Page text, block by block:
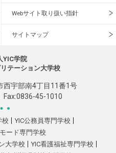
Webサイト取り扱い指針
サイトマップ
YIC学院
テーション大学校
西宇部南4丁目11番1号
Fax:0836-45-1010
校
YIC公務員専門学校
ード専門学校
大学校
YIC看護福祉専門学校